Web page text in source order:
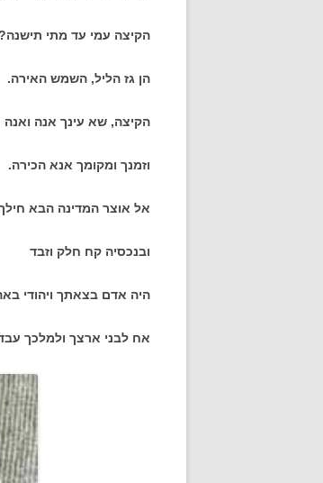
הקיצה עמי עד מתי
הן גז הליל, השמש האירה.
הקיצה, שא עינך אנה ואנה
וזמנך ומקומך אנא הכירה.
אל אוצר המדינה הבא
ובנכסיה קח חלק וזבד
היה אדם בצאתך ויהודי
אח לבני ארצך ולמלכך